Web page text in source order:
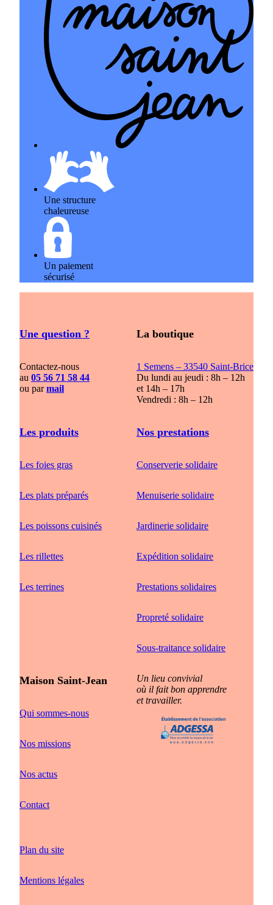
Une structure
chaleureuse
Un paiement
sécurisé
Une question ?
Contactez-nous
au 05 56 71 58 44
ou parmail
La boutique
1 Semens – 33540 Saint-Brice
Du lundi au jeudi : 8h – 12h
et 14h – 17h
Vendredi : 8h – 12h
Les produits
Les foies gras
Les plats préparés
Les poissons cuisinés
Les rillettes
Les terrines
Nos prestations
Conserverie solidaire
Menuiserie solidaire
Jardinerie solidaire
Expédition solidaire
Prestations solidaires
Propreté solidaire
Sous-traitance solidaire
Maison Saint-Jean
Qui sommes-nous
Nos missions
Nos actus
Contact
Plan du site
Mentions légales
Un lieu convivial
où il fait bon apprendre
et travailler.